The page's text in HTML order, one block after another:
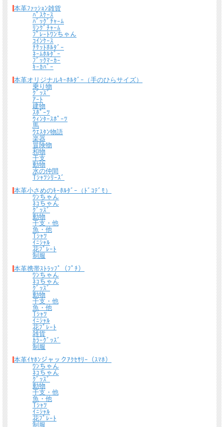
本革ﾌｧｯｼｮﾝ雑貨
ﾊﾟｽｹｰｽ
ﾊﾞｯｸﾞﾁｬｰﾑ
ﾘﾝｸﾞﾁｬｰﾑ
ﾌﾟﾚｰﾄﾜﾝちゃん
ｺｲﾝｹｰｽ
ﾁｹｯﾄﾎﾙﾀﾞｰ
ﾈｰﾑﾎﾙﾀﾞｰ
ﾌﾞｯｸﾏｰｶｰ
ｷｰｶﾊﾞｰ
本革オリジナルｷｰﾎﾙﾀﾞｰ（手のひらサイズ）
乗り物
ｸﾞｯｽﾞ
ｱｰﾄ
建物
ｽﾎﾟｰﾂ
ｳｨﾝﾀｰｽﾎﾟｰﾂ
馬
ｳｴｽﾀﾝ物語
楽器
冒険物
和物
干支
動物
水の仲間
Tｼｬﾂｼﾘｰｽﾞ
本革小さめのｷｰﾎﾙﾀﾞｰ（ﾄﾞｺﾃﾞﾓ）
ﾜﾝちゃん
ﾈｺちゃん
ｸﾞｯｽﾞ
動物
干支・他
魚・他
Tｼｬﾂ
ｲﾆｼｬﾙ
花ﾌﾟﾚｰﾄ
制服
本革携帯ｽﾄﾗｯﾌﾟ（ﾌﾟﾁ）
ﾜﾝちゃん
ﾈｺちゃん
ｸﾞｯｽﾞ
動物
干支・他
魚・他
Tｼｬﾂ
ｲﾆｼｬﾙ
花ﾌﾟﾚｰﾄ
雑貨
ｶﾗｰｸﾞｯｽﾞ
制服
本革ｲﾔﾎﾝジャックｱｸｾｻﾘｰ（ｽﾏﾎ）
ﾜﾝちゃん
ﾈｺちゃん
ｸﾞｯｽﾞ
動物
干支・他
魚・他
Tｼｬﾂ
ｲﾆｼｬﾙ
花ﾌﾟﾚｰﾄ
制服